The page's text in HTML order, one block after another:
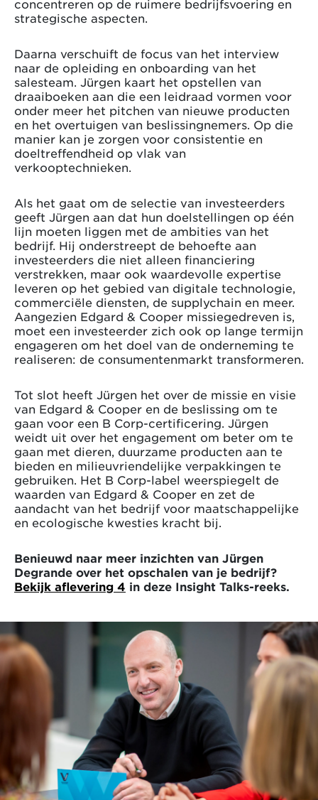
concentreren op de ruimere bedrijfsvoering en
strategische aspecten.
Daarna verschuift de focus van het interview
naar de opleiding en onboarding van het
salesteam. Jürgen kaart het opstellen van
draaiboeken aan die een leidraad vormen voor
onder meer het pitchen van nieuwe producten
en het overtuigen van beslissingnemers. Op die
manier kan je zorgen voor consistentie en
doeltreffendheid op vlak van
verkooptechnieken.
Als het gaat om de selectie van investeerders
geeft Jürgen aan dat hun doelstellingen op één
lijn moeten liggen met de ambities van het
bedrijf. Hij onderstreept de behoefte aan
investeerders die niet alleen financiering
verstrekken, maar ook waardevolle expertise
leveren op het gebied van digitale technologie,
commerciële diensten, de supplychain en meer.
Aangezien Edgard & Cooper missiegedreven is,
moet een investeerder zich ook op lange termijn
engageren om het doel van de onderneming te
realiseren: de consumentenmarkt transformeren.
Tot slot heeft Jürgen het over de missie en visie
van Edgard & Cooper en de beslissing om te
gaan voor een B Corp-certificering. Jürgen
weidt uit over het engagement om beter om te
gaan met dieren, duurzame producten aan te
bieden en milieuvriendelijke verpakkingen te
gebruiken. Het B Corp-label weerspiegelt de
waarden van Edgard & Cooper en zet de
aandacht van het bedrijf voor maatschappelijke
en ecologische kwesties kracht bij.
Benieuwd naar meer inzichten van Jürgen
Degrande over het opschalen van je bedrijf?
Bekijk aflevering 4 in deze Insight Talks-reeks.